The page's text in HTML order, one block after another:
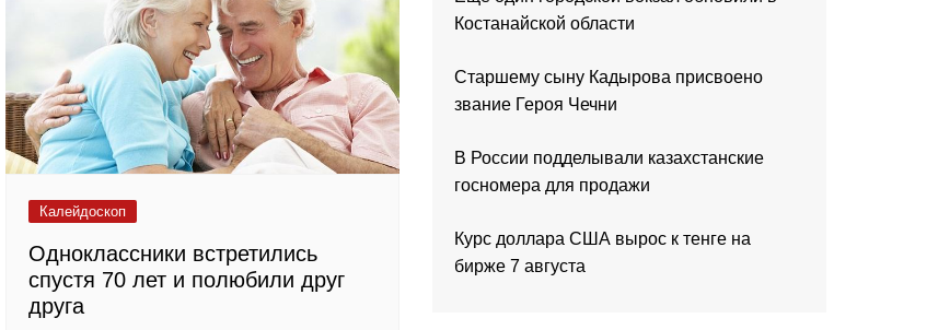
Калейдоскоп
Одноклассники встретились
спустя 70 лет и полюбили друг
друга
Костанайской области
Старшему сыну Кадырова присвоено
звание Героя Чечни
В России подделывали казахстанские
госномера для продажи
Курс доллара США вырос к тенге на
бирже 7 августа